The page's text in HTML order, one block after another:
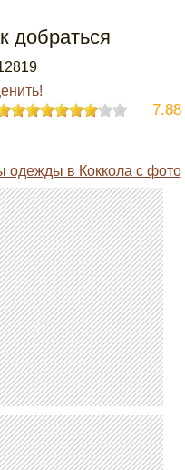
добраться
7.88
одежды в Коккола с фото